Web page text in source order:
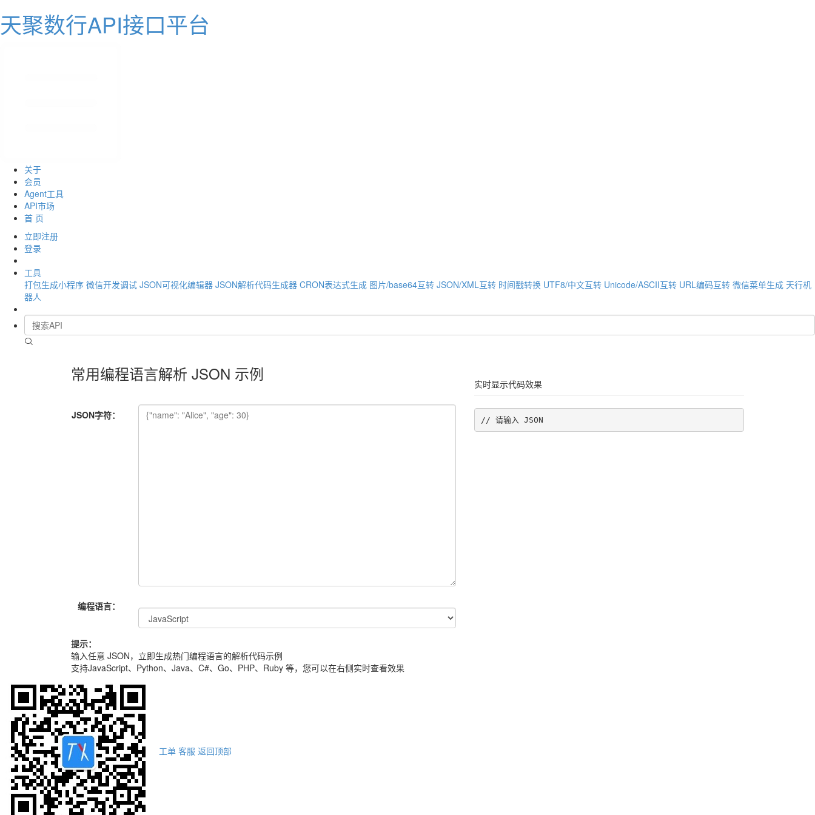
天聚数行API接口平台
关于
会员
Agent工具
API市场
首 页
立即注册
登录
工具
打包生成小程序 微信开发调试 JSON可视化编辑器 JSON解析代码生成器 CRON表达式生成 图片/base64互转 JSON/XML互转 时间戳转换 UTF8/中文互转 Unicode/ASCII互转 URL编码互转 微信菜单生成 天行机
器人
常用编程语言解析 JSON 示例
JSON字符：
编程语言：
提示：
输入任意 JSON，立即生成热门编程语言的解析代码示例
支持JavaScript、Python、Java、C#、Go、PHP、Ruby 等，您可以在右侧实时查看效果
实时显示代码效果
// 请输入 JSON
工单 客服 返回顶部